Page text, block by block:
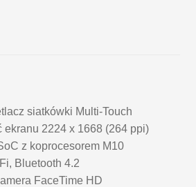
siatkówki Multi-Touch
ekranu 2224 x 1668 (264 ppi)
z koprocesorem M10
Bluetooth 4.2
FaceTime HD